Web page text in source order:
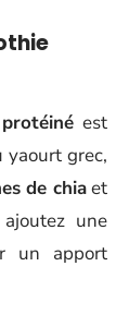
est
yaourt grec,
de chiaet
une
un apport